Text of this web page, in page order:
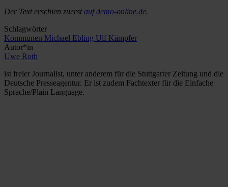
Der Text erschien zuerstauf demo-online.de.
Schlagwörter
Kommunen Michael Ebling Ulf Kämpfer
Autor*in
Uwe Roth
ist freier Journalist, unter anderem für die Stuttgarter Zeitung und die
Deutsche Presseagentur. Er ist zudem Fachtexter für die Einfache
Sprache/Plain Language.